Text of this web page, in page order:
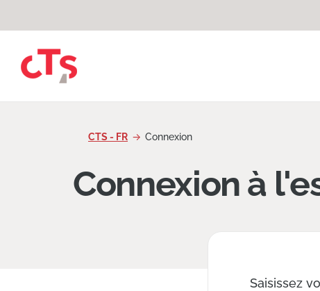
CTS - FR Connexion
Connexion à
Saisissez